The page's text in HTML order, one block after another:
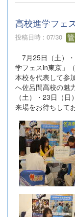
高校進学フェ
投稿日時 : 07/30
7月25日（土）
学フェスin東京」
本校を代表して参
へ佐呂間高校の魅
（土）・23日（
来場をお待ちして